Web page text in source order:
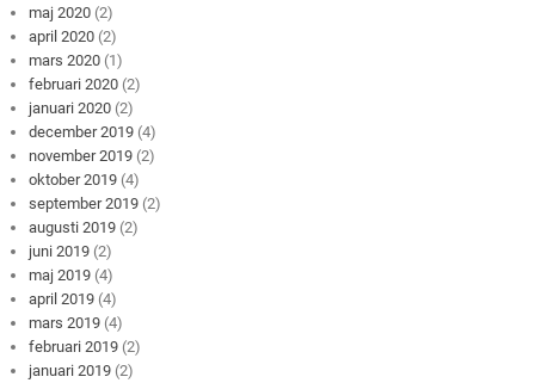
maj 2020 (2)
april 2020 (2)
mars 2020 (1)
februari 2020 (2)
januari 2020 (2)
december 2019 (4)
november 2019 (2)
oktober 2019 (4)
september 2019 (2)
augusti 2019 (2)
juni 2019 (2)
maj 2019 (4)
april 2019 (4)
mars 2019 (4)
februari 2019 (2)
januari 2019 (2)